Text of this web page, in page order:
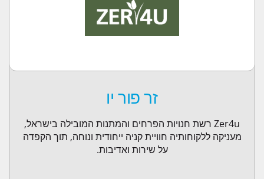
זר פור יו
Zer4u רשת חנויות הפרחים והמתנות המובילה בישראל,
מעניקה ללקוחותיה חוויית קניה ייחודית ונוחה, תוך הקפדה
על שירות ואדיבות.